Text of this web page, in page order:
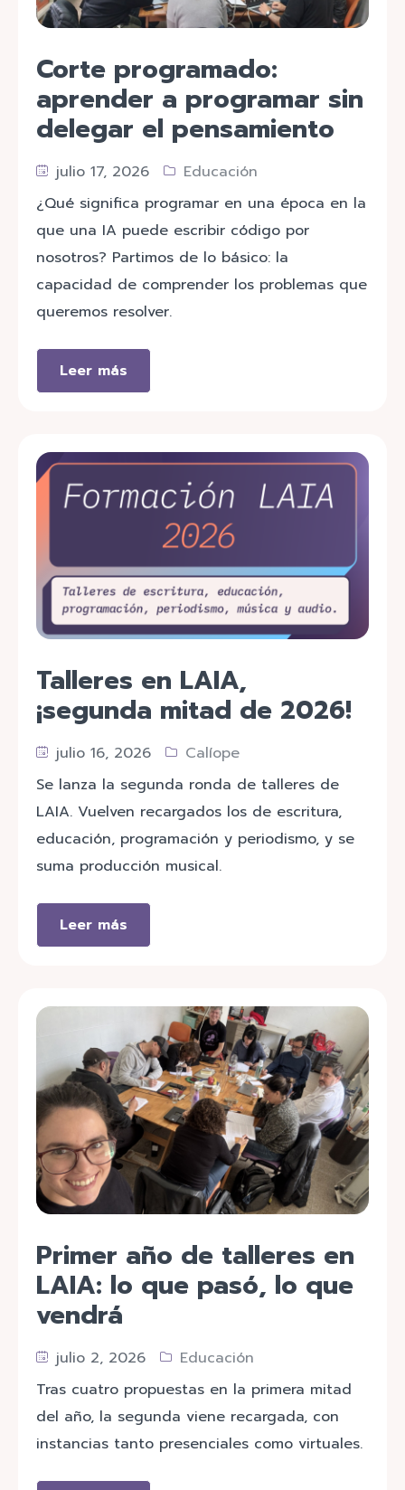
Corte programado:
aprender a programar sin
delegar el pensamiento
julio 17, 2026
Educación
¿Qué significa programar en una época en la
que una IA puede escribir código por
nosotros? Partimos de lo básico: la
capacidad de comprender los problemas que
queremos resolver.
Leer más
Talleres en LAIA,
¡segunda mitad de 2026!
julio 16, 2026
Calíope
Se lanza la segunda ronda de talleres de
LAIA. Vuelven recargados los de escritura,
educación, programación y periodismo, y se
suma producción musical.
Leer más
Primer año de talleres en
LAIA: lo que pasó, lo que
vendrá
julio 2, 2026
Educación
Tras cuatro propuestas en la primera mitad
del año, la segunda viene recargada, con
instancias tanto presenciales como virtuales.